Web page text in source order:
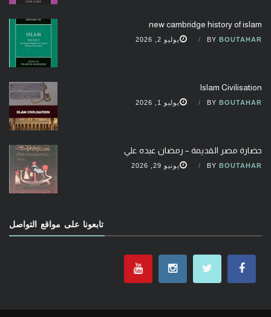
new cambridge history of islam
BY BOUTAHAR يوليو 2, 2026
Islam Civilisation
BY BOUTAHAR يوليو 1, 2026
حضارة مصر القديمة – رمضان عبده علي
BY BOUTAHAR يونيو 29, 2026
تابعونا على مواقع التواصل